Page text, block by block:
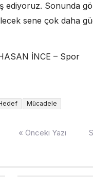
ediyoruz. Sonunda
sene çok daha
İNCE – Spor
Mücadele
« Önceki Yazı